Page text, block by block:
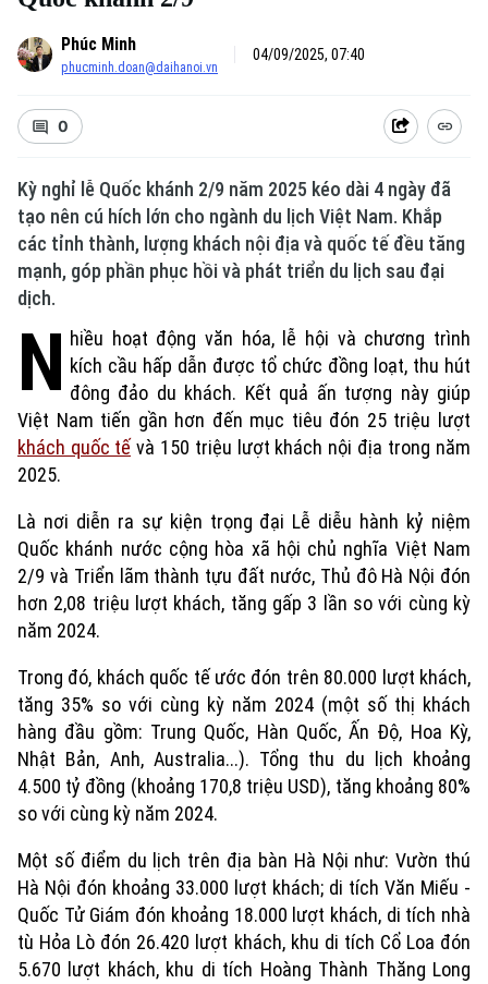
Phúc Minh
phucminh.doan@daihanoi.vn
04/09/2025, 07:40
0
Kỳ nghỉ lễ Quốc khánh 2/9 năm 2025 kéo dài 4 ngày đã
tạo nên cú hích lớn cho ngành du lịch Việt Nam. Khắp
các tỉnh thành, lượng khách nội địa và quốc tế đều tăng
mạnh, góp phần phục hồi và phát triển du lịch sau đại
dịch.
N hiều hoạt động văn hóa, lễ hội và chương trình
kích cầu hấp dẫn được tổ chức đồng loạt, thu hút
đông đảo du khách. Kết quả ấn tượng này giúp
Việt Nam tiến gần hơn đến mục tiêu đón 25 triệu lượt
khách quốc tế và 150 triệu lượt khách nội địa trong năm
2025.
Là nơi diễn ra sự kiện trọng đại Lễ diễu hành kỷ niệm
Quốc khánh nước cộng hòa xã hội chủ nghĩa Việt Nam
2/9 và Triển lãm thành tựu đất nước, Thủ đô Hà Nội đón
hơn 2,08 triệu lượt khách, tăng gấp 3 lần so với cùng kỳ
năm 2024.
Trong đó, khách quốc tế ước đón trên 80.000 lượt khách,
tăng 35% so với cùng kỳ năm 2024 (một số thị khách
hàng đầu gồm: Trung Quốc, Hàn Quốc, Ấn Độ, Hoa Kỳ,
Nhật Bản, Anh, Australia...). Tổng thu du lịch khoảng
4.500 tỷ đồng (khoảng 170,8 triệu USD), tăng khoảng 80%
so với cùng kỳ năm 2024.
Một số điểm du lịch trên địa bàn Hà Nội như: Vườn thú
Hà Nội đón khoảng 33.000 lượt khách; di tích Văn Miếu -
Quốc Tử Giám đón khoảng 18.000 lượt khách, di tích nhà
tù Hỏa Lò đón 26.420 lượt khách, khu di tích Cổ Loa đón
5.670 lượt khách, khu di tích Hoàng Thành Thăng Long